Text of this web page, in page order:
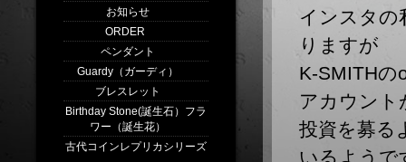
お知らせ
ORDER
ペンダント
Guardy（ガーディ）
ブレスレット
Birthday Stone(誕生石）フラ
ワー（誕生花）
古代コインレプリカシリーズ
インスタの
りますが
K-SMITHの
アカウント
投資を募る
いるようで